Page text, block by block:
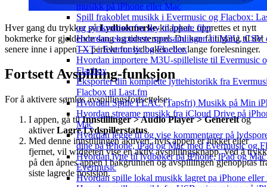
musikk på iPhone eller Mac
Spill frakoblet musikk i Evermusic og Flacbox:
og synkroniser fra sky til lokale filer
Hvordan eksportere sporsamlingen til M3U, CSV
TXT i Evermusic og Flacbox
Hvordan importere M3U-spilleliste til Evermusic
Flacbox
Eksporter din komplette lyttehistorikk fra
Flacbox til Last.fm
Hvordan Spille FLAC (Tapsfri) Musikk på Min
Hvordan streame musikk fra iCloud Drive på
Mac
Hvordan legge til og vise kommentarer på
dine på iPhone, iPad og Mac med Evermusic og
Hvordan lytte til lydbøker på iPhone, iPad og Mac
Evermusic
Hvordan spille lokal musikk lagret pa iPhone eller
Hver gang du trykker påLydbokmerke-knappen, opprettes et nytt
bokmerke for gjeldende sang og tidsstempel. Du kan få tilgang til det
senere inne i appen — perfekt for lydbøker eller lange forelesninger.
Fortsett Avspilling-funksjon
For å aktivere sømløs avspillingsfortsettelse:
I appen, gå tilInnstillinger > Audio Player > Genereltog
aktiverLagre Lydspillerstatus.
Med denne innstillingen aktivert, hvis appen er lukket eller
fjernet, vil widgeten vise en aktiv avspillingsknapp. Ved å
på den åpnes appen i bakgrunnen og avspillingen gjenopptas
siste lagrede posisjon.